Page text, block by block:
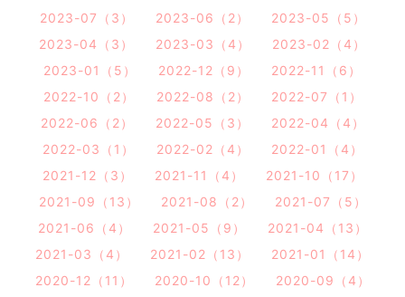
2023-07（3）
2023-06（2）
2023-05（5）
2023-04（3）
2023-03（4）
2023-02（4）
2023-01（5）
2022-12（9）
2022-11（6）
2022-10（2）
2022-08（2）
2022-07（1）
2022-06（2）
2022-05（3）
2022-04（4）
2022-03（1）
2022-02（4）
2022-01（4）
2021-12（3）
2021-11（4）
2021-10（17）
2021-09（13）
2021-08（2）
2021-07（5）
2021-06（4）
2021-05（9）
2021-04（13）
2021-03（4）
2021-02（13）
2021-01（14）
2020-12（11）
2020-10（12）
2020-09（4）